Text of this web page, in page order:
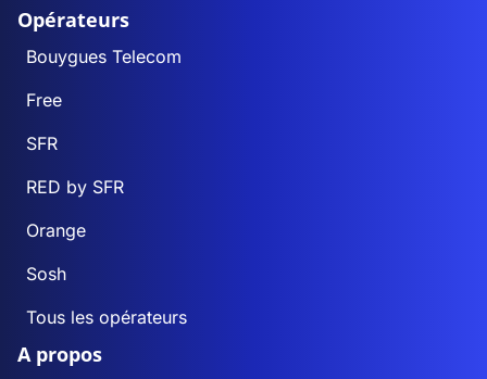
Opérateurs
Bouygues Telecom
Free
SFR
RED by SFR
Orange
Sosh
Tous les opérateurs
A propos